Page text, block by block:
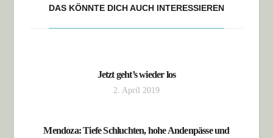
DAS KÖNNTE DICH AUCH INTERESSIEREN
Jetzt geht’s wieder los
2. April 2019
Mendoza: Tiefe Schluchten, hohe Andenpässe und